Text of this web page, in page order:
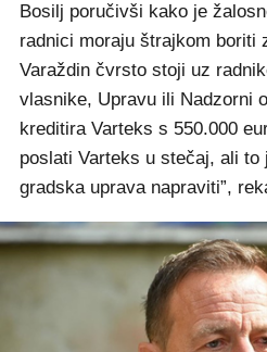
Bosilj poručivši kako je
radnici moraju štrajkom boriti
Varaždin čvrsto stoji uz
vlasnike, Upravu ili Nadzorni
kreditira Varteks s 550.000
poslati Varteks u stečaj, ali to
gradska uprava napraviti”,